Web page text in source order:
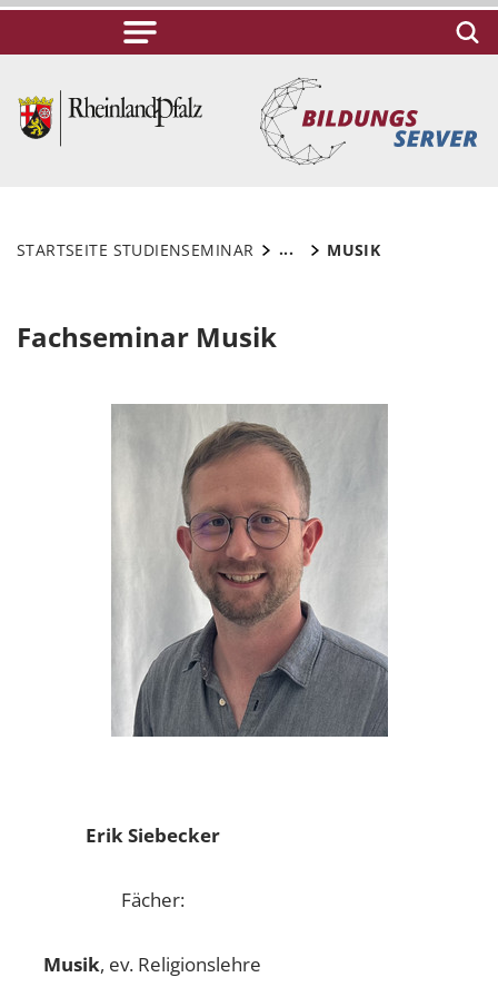
STARTSEITE STUDIENSEMINAR ... MUSIK
Fachseminar Musik
Erik Siebecker
Fächer:
Musik, ev. Religionslehre